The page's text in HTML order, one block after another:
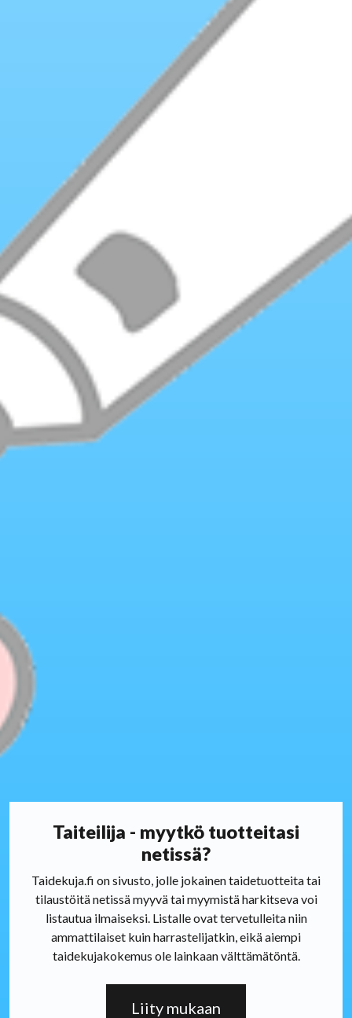
Taiteilija - myytkö tuotteitasi
netissä?
Taidekuja.fi on sivusto, jolle jokainen taidetuotteita tai
tilaustöitä netissä myyvä tai myymistä harkitseva voi
listautua ilmaiseksi. Listalle ovat tervetulleita niin
ammattilaiset kuin harrastelijatkin, eikä aiempi
taidekujakokemus ole lainkaan välttämätöntä.
Liity mukaan